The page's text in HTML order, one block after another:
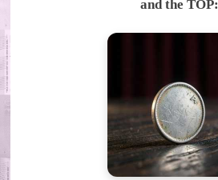
and the TOP: